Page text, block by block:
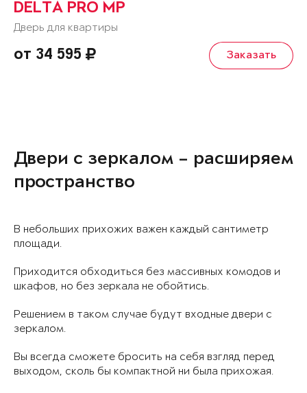
DELTA PRO MP
Дверь для квартиры
от 34 595 Заказать
Двери с зеркалом – расширяем
пространство
В небольших прихожих важен каждый сантиметр
площади.
Приходится обходиться без массивных комодов и
шкафов, но без зеркала не обойтись.
Решением в таком случае будут входные двери с
зеркалом.
Вы всегда сможете бросить на себя взгляд перед
выходом, сколь бы компактной ни была прихожая.